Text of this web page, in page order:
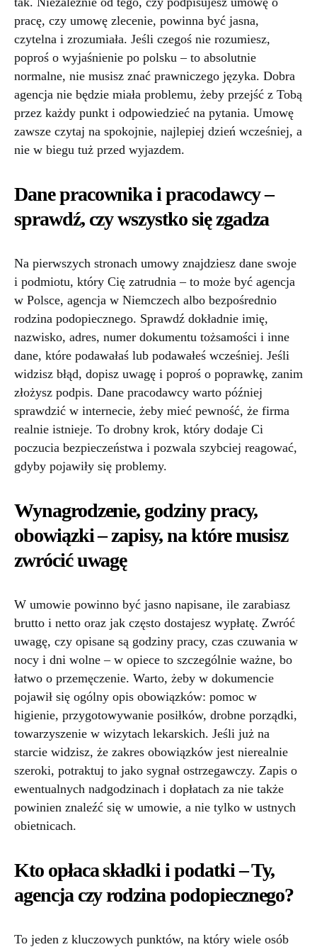
pracę, czy umowę zlecenie, powinna być jasna,
czytelna i zrozumiała. Jeśli czegoś nie rozumiesz,
poproś o wyjaśnienie po polsku – to absolutnie
normalne, nie musisz znać prawniczego języka. Dobra
agencja nie będzie miała problemu, żeby przejść z Tobą
przez każdy punkt i odpowiedzieć na pytania. Umowę
zawsze czytaj na spokojnie, najlepiej dzień wcześniej, a
nie w biegu tuż przed wyjazdem.
Dane pracownika i pracodawcy –
sprawdź, czy wszystko się zgadza
Na pierwszych stronach umowy znajdziesz dane swoje
i podmiotu, który Cię zatrudnia – to może być agencja
w Polsce, agencja w Niemczech albo bezpośrednio
rodzina podopiecznego. Sprawdź dokładnie imię,
nazwisko, adres, numer dokumentu tożsamości i inne
dane, które podawałaś lub podawałeś wcześniej. Jeśli
widzisz błąd, dopisz uwagę i poproś o poprawkę, zanim
złożysz podpis. Dane pracodawcy warto później
sprawdzić w internecie, żeby mieć pewność, że firma
realnie istnieje. To drobny krok, który dodaje Ci
poczucia bezpieczeństwa i pozwala szybciej reagować,
gdyby pojawiły się problemy.
Wynagrodzenie, godziny pracy,
obowiązki – zapisy, na które musisz
zwrócić uwagę
W umowie powinno być jasno napisane, ile zarabiasz
brutto i netto oraz jak często dostajesz wypłatę. Zwróć
uwagę, czy opisane są godziny pracy, czas czuwania w
nocy i dni wolne – w opiece to szczególnie ważne, bo
łatwo o przemęczenie. Warto, żeby w dokumencie
pojawił się ogólny opis obowiązków: pomoc w
higienie, przygotowywanie posiłków, drobne porządki,
towarzyszenie w wizytach lekarskich. Jeśli już na
starcie widzisz, że zakres obowiązków jest nierealnie
szeroki, potraktuj to jako sygnał ostrzegawczy. Zapis o
ewentualnych nadgodzinach i dopłatach za nie także
powinien znaleźć się w umowie, a nie tylko w ustnych
obietnicach.
Kto opłaca składki i podatki – Ty,
agencja czy rodzina podopiecznego?
To jeden z kluczowych punktów, na który wiele osób